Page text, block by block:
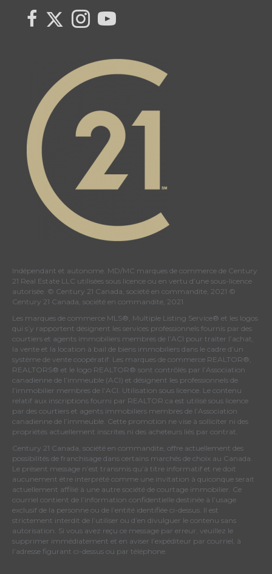
link to Century 21 Canada's facebook page
Link to Century 21 Canada's Twitter page
Link to Century 21 Canada's Instagram page
link to Century 21 Canada's YouTube page
Indépendant et autonome. MD/MC marques de commerce de Century
21 Real Estate LLC utilisées sous licence ou en vertu d’une sous-licence
autorisée. © Century 21 Canada, société en commandite, 2021 ©
Century 21 Canada, société en commandite, 2021
Les marques de commerce MLS®, Multiple Listing Service® et les logos
qui s’y rapportent désignent les services professionnels fournis par des
courtiers et agents immobiliers membres de l’ACI pour traiter l’achat,
la vente et la location à bail de biens immobiliers dans le cadre d’un
système de vente coopératif. Les marques de commerce REALTOR®,
REALTORS® et le logo REALTOR® sont contrôlés par l’Association
canadienne de l’immeuble (ACI) et désignent les professionnels de
l’immobilier membres de l’ACI. Utilisation sous licence. Le contenu
relatif aux inscriptions fourni par REALTOR.ca est utilisé sous licence
par des courtiers et agents immobiliers membres de l’Association
canadienne de l’immeuble . Cette promotion ne vise à solliciter ni des
propriétés actuellement inscrites ni des acheteurs liés par contrat.
Century 21 Canada, société en commandite, offre actuellement des
possibilités de franchisage dans certains marchés de choix au Canada.
Le présent message n’est transmis qu’à titre informatif et ne doit
aucunement être interprété comme une invitation à quiconque serait
actuellement affilié à une autre société de courtage immobilier. Ce
courriel contient de l’information confidentielle destinée à l’usage
exclusif de la personne ou de l’entité identifiée ci-dessus. Il est
strictement interdit de l’utiliser ou d’en divulguer le contenu sans
autorisation. Si vous avez reçu ce message par erreur, veuillez le
supprimer immédiatement et en aviser l’expéditeur par courriel, à
l’adresse figurant ci-dessus ou par téléphone.